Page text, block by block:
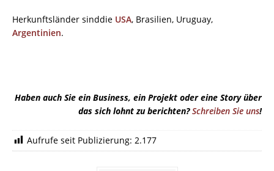
Herkunftsländer sinddie USA, Brasilien, Uruguay,
Argentinien.
Haben auch Sie ein Business, ein Projekt oder eine Story über
das sich lohnt zu berichten?Schreiben Sie uns!
Aufrufe seit Publizierung: 2.177